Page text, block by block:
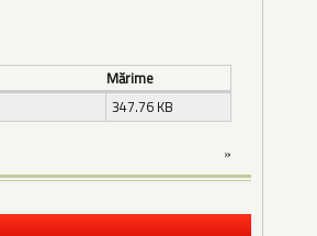
Mărime
347.76 KB
»